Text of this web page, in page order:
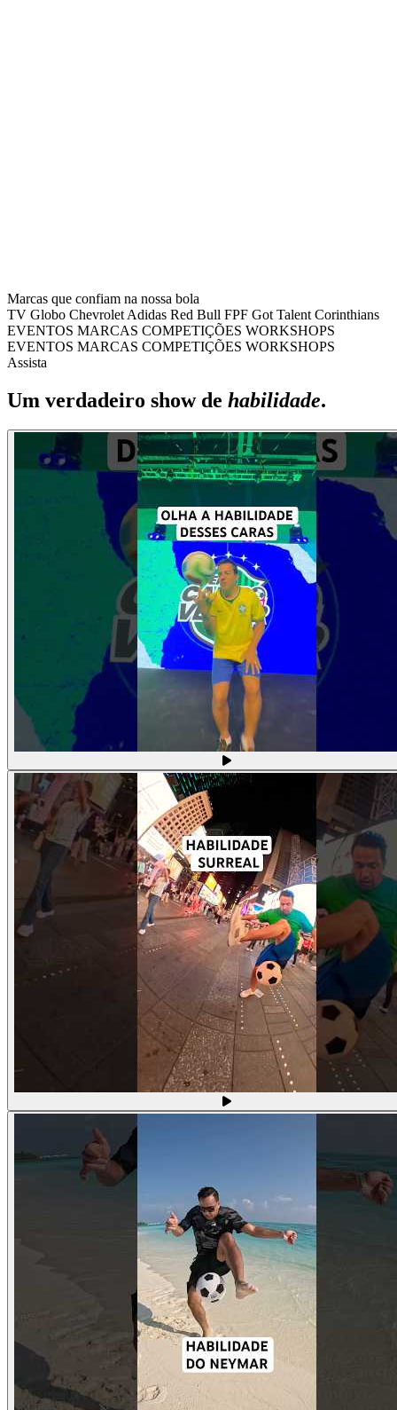
Marcas que confiam na nossa bola
TV Globo Chevrolet Adidas Red Bull FPF Got Talent Corinthians
EVENTOS MARCAS COMPETIÇÕES WORKSHOPS
EVENTOS MARCAS COMPETIÇÕES WORKSHOPS
Assista
Um verdadeiro show de habilidade.